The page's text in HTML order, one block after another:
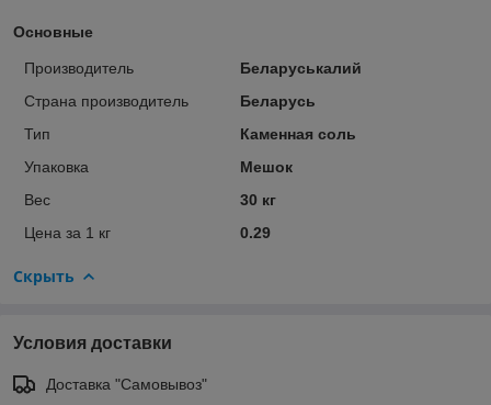
Основные
Производитель
Беларуськалий
Страна производитель
Беларусь
Тип
Каменная соль
Упаковка
Мешок
Вес
30 кг
Цена за 1 кг
0.29
Скрыть
Условия доставки
Доставка "Самовывоз"